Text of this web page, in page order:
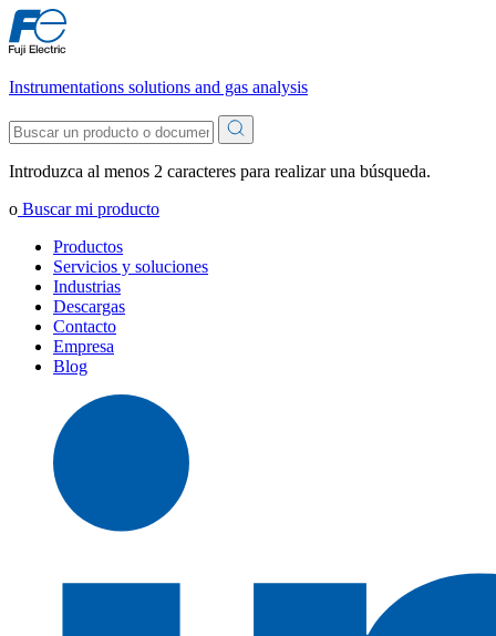
Instrumentations solutions and gas analysis
Introduzca al menos 2 caracteres para realizar una búsqueda.
o Buscar mi producto
Productos
Servicios y soluciones
Industrias
Descargas
Contacto
Empresa
Blog